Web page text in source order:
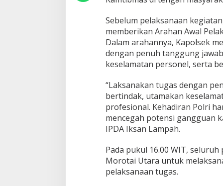
M
S
N
A
H
K
A
D
I
E
M
P
T
Sebelum pelaksanaan
memberikan Arahan Awal
Dalam arahannya, Kapolsek
dengan penuh tanggung
keselamatan personel, serta
“Laksanakan tugas dengan
bertindak, utamakan
profesional. Kehadiran Polri
mencegah potensi gangguan
IPDA Iksan Lampah.
Pada pukul 16.00 WIT,
Morotai Utara untuk
pelaksanaan tugas.